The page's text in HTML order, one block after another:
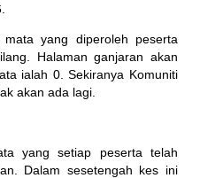
yang diperoleh peserta
Halaman ganjaran akan
ialah 0. Sekiranya Komuniti
akan ada lagi.
yang setiap peserta telah
Dalam sesetengah kes ini